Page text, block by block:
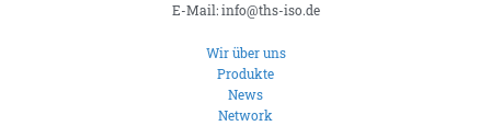
E-Mail: info@ths-iso.de
Wir über uns
Produkte
News
Network